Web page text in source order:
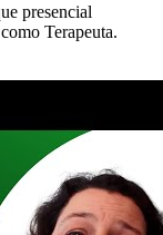
presencial
Terapeuta.